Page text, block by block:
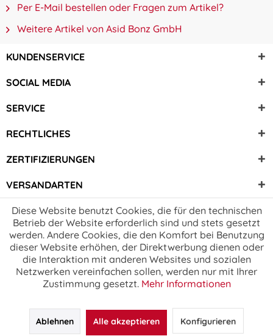
Per E-Mail bestellen oder Fragen zum Artikel?
Weitere Artikel von Asid Bonz GmbH
KUNDENSERVICE
SOCIAL MEDIA
SERVICE
RECHTLICHES
ZERTIFIZIERUNGEN
VERSANDARTEN
Diese Website benutzt Cookies, die für den technischen
Betrieb der Website erforderlich sind und stets gesetzt
werden. Andere Cookies, die den Komfort bei Benutzung
dieser Website erhöhen, der Direktwerbung dienen oder
die Interaktion mit anderen Websites und sozialen
Netzwerken vereinfachen sollen, werden nur mit Ihrer
Zustimmung gesetzt. Mehr Informationen
Ablehnen Alle akzeptieren Konfigurieren